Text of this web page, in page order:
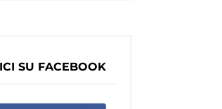
SU FACEBOOK